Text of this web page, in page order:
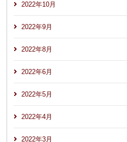
2022年10月
2022年9月
2022年8月
2022年6月
2022年5月
2022年4月
2022年3月